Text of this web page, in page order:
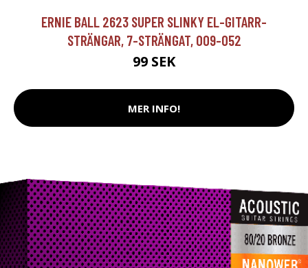
ERNIE BALL 2623 SUPER SLINKY EL-GITARR-
STRÄNGAR, 7-STRÄNGAT, 009-052
99 SEK
MER INFO!